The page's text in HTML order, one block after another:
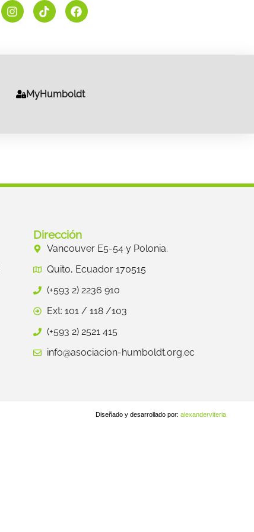
MyHumboldt
Dirección
Vancouver E5-54 y Polonia.
Quito, Ecuador 170515
(+593 2) 2236 910
Ext: 101 / 118 /103
(+593 2) 2521 415
info@asociacion-humboldt.org.ec
Diseñado y desarrollado por: alexanderviteria